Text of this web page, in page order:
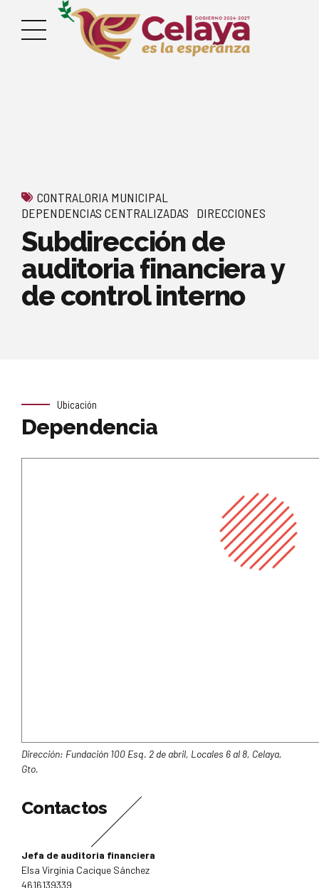
CONTRALORIA MUNICIPAL
DEPENDENCIAS CENTRALIZADAS DIRECCIONES
Subdirección de
auditoria financiera y
de control interno
Ubicación
Dependencia
Dirección: Fundación 100 Esq. 2 de abril, Locales 6 al 8, Celaya,
Gto.
Contactos
Jefa de auditoria financiera
Elsa Virginia Cacique Sánchez
4616139339